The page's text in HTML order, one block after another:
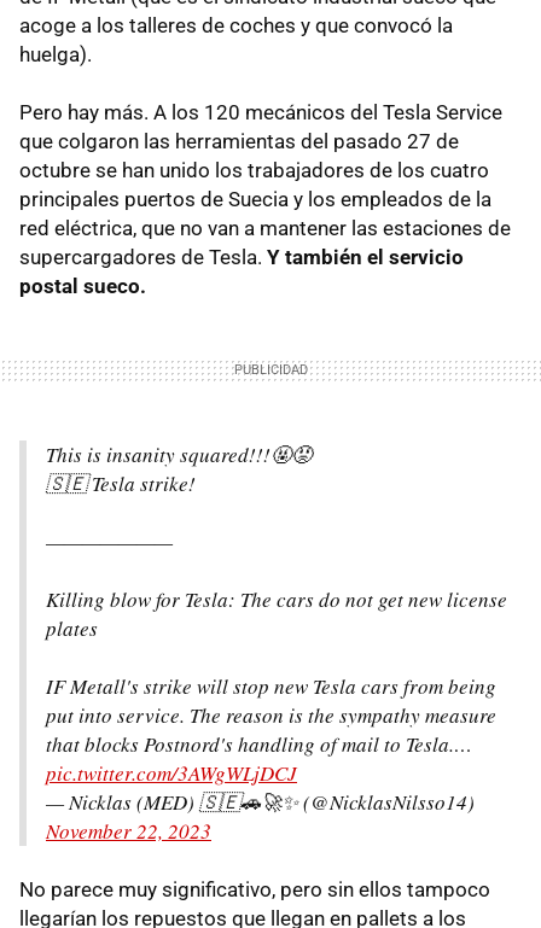
acoge a los talleres de coches y que convocó la
huelga).
Pero hay más. A los 120 mecánicos del Tesla Service
que colgaron las herramientas del pasado 27 de
octubre se han unido los trabajadores de los cuatro
principales puertos de Suecia y los empleados de la
red eléctrica, que no van a mantener las estaciones de
supercargadores de Tesla. Y también el servicio
postal sueco.
This is insanity squared!!!🤬😡
🇸🇪 Tesla strike!
———————
Killing blow for Tesla: The cars do not get new license
plates
IF Metall's strike will stop new Tesla cars from being
put into service. The reason is the sympathy measure
that blocks Postnord's handling of mail to Tesla.…
pic.twitter.com/3AWgWLjDCJ
— Nicklas (MED) 🇸🇪🚗🚀✨ (@NicklasNilsso14)
November 22, 2023
No parece muy significativo, pero sin ellos tampoco
llegarían los repuestos que llegan en pallets a los